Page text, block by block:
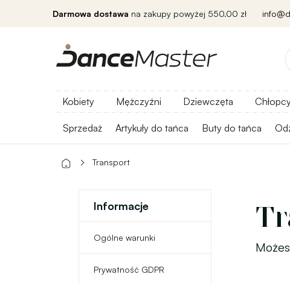
Darmowa dostawa na zakupy powyżej 550.00 zł
Kobiety Mężczyźni Dziewczęta
Sprzedaż Artykuły do ​​tańca Buty do tańca
Transport
Informacje
Ogólne warunki
Prywatność GDPR